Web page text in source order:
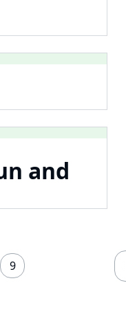
and
9